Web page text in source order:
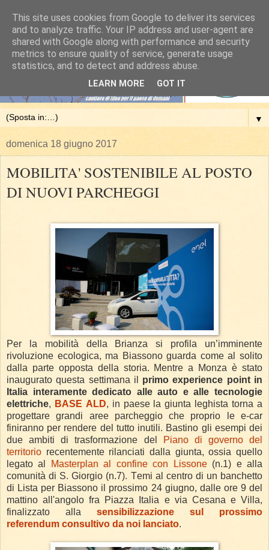
▼
domenica 18 giugno 2017
MOBILITA' SOSTENIBILE AL POSTO
DI NUOVI PARCHEGGI
Per la mobilità della Brianza si profila un’imminente
rivoluzione ecologica, ma Biassono guarda come al solito
dalla parte opposta della storia. Mentre a Monza è stato
inaugurato questa settimana il primo experience point in
Italia interamente dedicato alle auto e alle tecnologie
elettriche, BASE ALD, in paese la giunta leghista torna a
progettare grandi aree parcheggio che proprio le e-car
finiranno per rendere del tutto inutili. Bastino gli esempi dei
due ambiti di trasformazione del
Piano di governo del
territorio recentemente rilanciati dalla giunta, ossia quello
legato al
Masterplan al confine con Lissone(n.1) e alla
comunità di S. Giorgio (n.7). Temi al centro di un banchetto
di Lista per Biassono il prossimo 24 giugno, dalle ore 9 del
mattino all'angolo fra Piazza Italia e via Cesana e Villa,
finalizzato alla sensibilizzazione sul prossimo
referendum consultivo da noi lanciato.
This site uses cookies from Google to deliver its services
and to analyze traffic. Your IP address and user-agent are
shared with Google along with performance and security
metrics to ensure quality of service, generate usage
statistics, and to detect and address abuse.
LEARN MORE GOT IT